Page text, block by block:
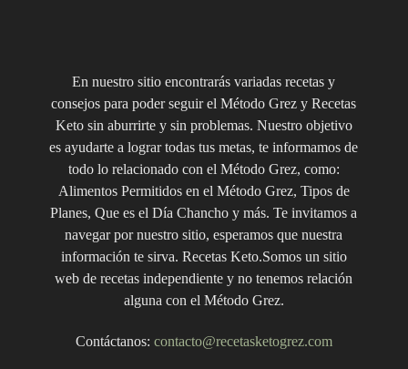
En nuestro sitio encontrarás variadas recetas y
consejos para poder seguir el Método Grez y Recetas
Keto sin aburrirte y sin problemas. Nuestro objetivo
es ayudarte a lograr todas tus metas, te informamos de
todo lo relacionado con el Método Grez, como:
Alimentos Permitidos en el Método Grez, Tipos de
Planes, Que es el Día Chancho y más. Te invitamos a
navegar por nuestro sitio, esperamos que nuestra
información te sirva. Recetas Keto.Somos un sitio
web de recetas independiente y no tenemos relación
alguna con el Método Grez.
Contáctanos: contacto@recetasketogrez.com